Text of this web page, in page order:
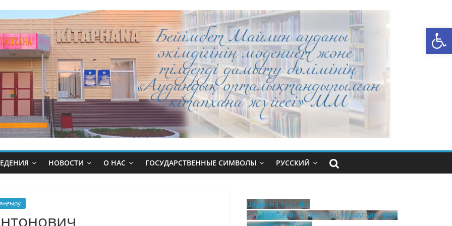
Открыть панель инструментов
НОВОСТИ О НАС ГОСУДАРСТВЕННЫЕ СИМВОЛЫ РУССКИЙ
Видео на YouTube
VVVVb0RGeWhhYmhXZTd3bWxWMGRmNFZ3